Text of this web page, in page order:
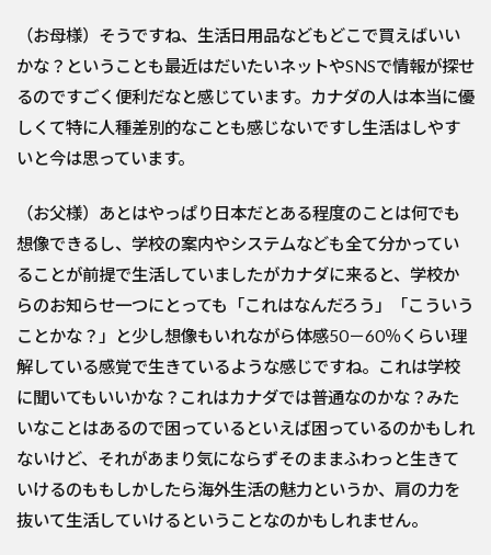
（お母様）そうですね、生活日用品などもどこで買えばいい
かな？ということも最近はだいたいネットやSNSで情報が探せ
るのですごく便利だなと感じています。カナダの人は本当に優
しくて特に人種差別的なことも感じないですし生活はしやす
いと今は思っています。
（お父様）あとはやっぱり日本だとある程度のことは何でも
想像できるし、学校の案内やシステムなども全て分かってい
ることが前提で生活していましたがカナダに来ると、学校か
らのお知らせ一つにとっても「これはなんだろう」「こういう
ことかな？」と少し想像もいれながら体感50－60％くらい理
解している感覚で生きているような感じですね。これは学校
に聞いてもいいかな？これはカナダでは普通なのかな？みた
いなことはあるので困っているといえば困っているのかもしれ
ないけど、それがあまり気にならずそのままふわっと生きて
いけるのももしかしたら海外生活の魅力というか、肩の力を
抜いて生活していけるということなのかもしれません。